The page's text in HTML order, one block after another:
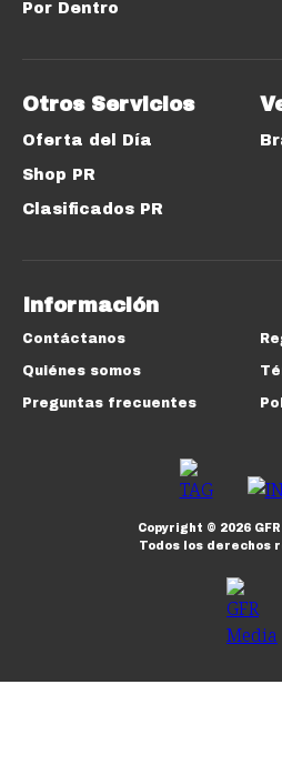
Por Dentro
Otros Servicios
Oferta del Día
Shop PR
Clasificados PR
Información
Contáctanos
Quiénes somos
Preguntas frecuentes
Copyright © 2026
Todos los derechos